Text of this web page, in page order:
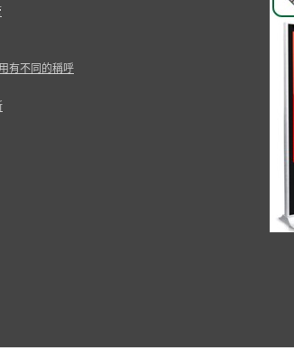
有不同的稱呼